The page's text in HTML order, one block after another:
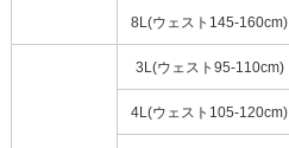
8L(ウェスト145-160cm)
3L(ウェスト95-110cm)
4L(ウェスト105-120cm)